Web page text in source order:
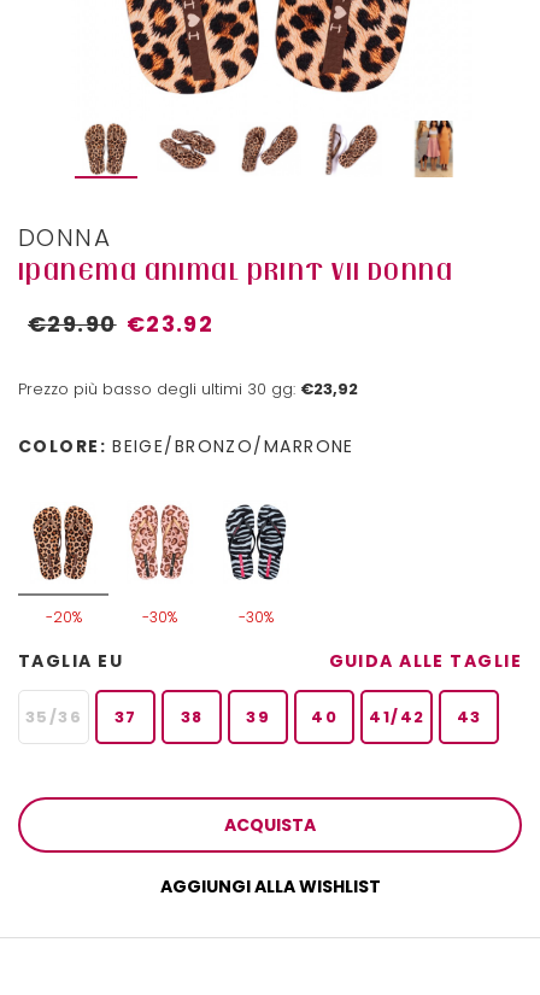
DONNA
IPANEMA ANIMAL PRINT VII DONNA
€29.90 €23.92
Prezzo più basso degli ultimi 30 gg: €23,92
COLORE: BEIGE/BRONZO/MARRONE
-20% -30% -30%
TAGLIA EU GUIDA ALLE TAGLIE
35/36 37 38 39 40 41/42 43
ACQUISTA
AGGIUNGI ALLA WISHLIST